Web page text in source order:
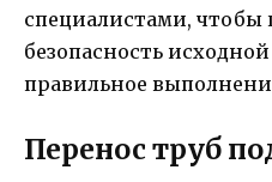
специалистами, чтобы
безопасность
правильное
Перенос труб